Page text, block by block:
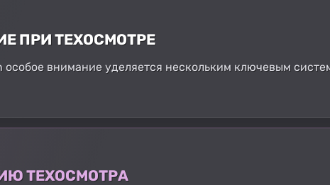
ПРИ ТЕХОСМОТРЕ
внимание уделяется нескольким ключевым
ТЕХОСМОТРА